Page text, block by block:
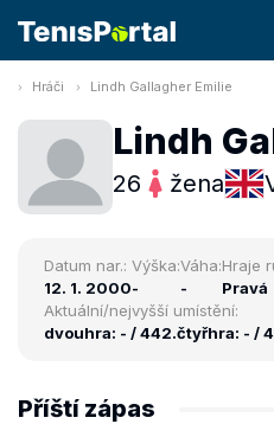
Hráči Lindh Gallagher Emilie
Lindh
26 žena
Datum nar.:
12. 1. 2000
Výška:
-
Váha:
-
Hraje
Pravá
Aktuální/nejvyšší umístění:
dvouhra: - / 442.čtyřhra: - /
Příští zápas